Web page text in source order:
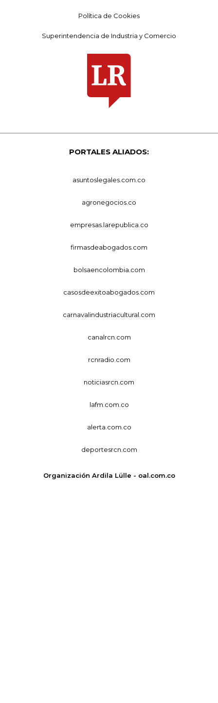
Política de Cookies
Superintendencia de Industria y Comercio
PORTALES ALIADOS:
asuntoslegales.com.co
agronegocios.co
empresas.larepublica.co
firmasdeabogados.com
bolsaencolombia.com
casosdeexitoabogados.com
carnavalindustriacultural.com
canalrcn.com
rcnradio.com
noticiasrcn.com
lafm.com.co
alerta.com.co
deportesrcn.com
Organización Ardila Lülle - oal.com.co